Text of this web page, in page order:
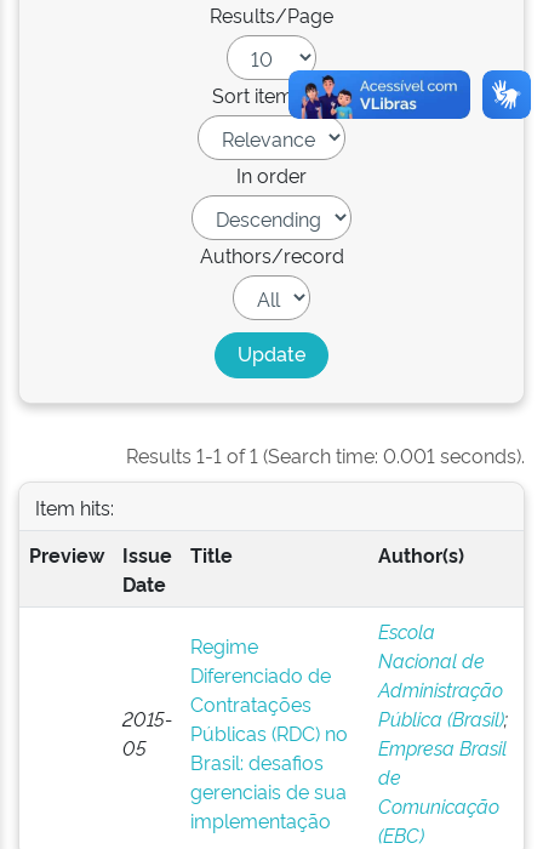
Results/Page
Sort items by
In order
Authors/record
Results 1-1 of 1 (Search time: 0.001 seconds).
Item hits:
Preview
Issue
Date
Title Author(s)
2015-
05
Regime
Diferenciado de
Contratações
Públicas (RDC) no
Brasil: desafios
gerenciais de sua
implementação
Escola
Nacional de
Administração
Pública (Brasil);
Empresa Brasil
de
Comunicação
(EBC)